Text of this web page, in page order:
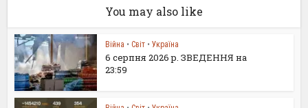
You may also like
Війна • Світ • Україна
6 серпня 2026 р. ЗВЕДЕННЯ на
23:59